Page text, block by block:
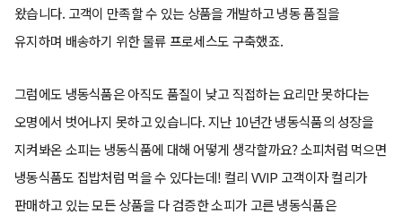
왔습니다. 고객이 만족할 수 있는 상품을 개발하고 냉동 품질을
유지하며 배송하기 위한 물류 프로세스도 구축했죠.
그럼에도 냉동식품은 아직도 품질이 낮고 직접하는 요리만 못하다는
오명에서 벗어나지 못하고 있습니다. 지난 10년간 냉동식품의 성장을
지켜봐온 소피는 냉동식품에 대해 어떻게 생각할까요? 소피처럼 먹으면
냉동식품도 집밥처럼 먹을 수 있다는데! 컬리 VVIP 고객이자 컬리가
판매하고 있는 모든 상품을 다 검증한 소피가 고른 냉동식품은